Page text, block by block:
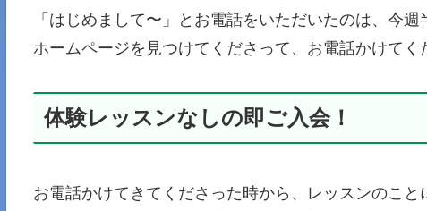
「はじめまして〜」とお電話をいただいたのは、今週
ホームページを見つけてくださって、お電話かけてく
体験レッスンなしの即ご入会！
お電話かけてきてくださった時から、レッスンのこと